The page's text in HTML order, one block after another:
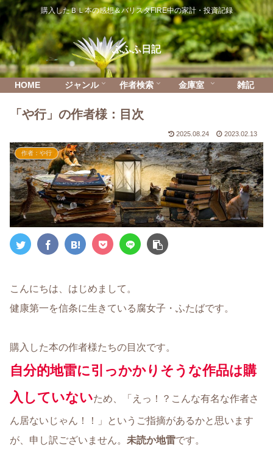
購入したＢＬ本の感想＆バリスタFIRE中の家計・投資記録
ふふふ日記
HOME ジャンル 作者検索 金庫室 雑記
「や行」の作者様：目次
2025.08.24 2023.02.13
作者：や行
こんにちは、はじめまして。
健康第一を信条に生きている腐女子・ふたばです。
購入した本の作者様たちの目次です。
自分的地雷に引っかかりそうな作品は購
入していないため、「えっ！？こんな有名な作者さ
ん居ないじゃん！！」というご指摘があるかと思います
が、申し訳ございません。 未読か地雷です。